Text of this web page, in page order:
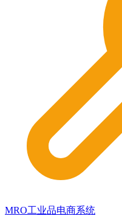
MRO工业品电商系统